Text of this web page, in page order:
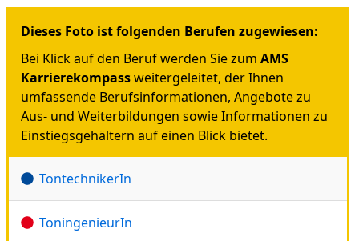
Dieses Foto ist folgenden Berufen zugewiesen:
Bei Klick auf den Beruf werden Sie zum AMS
Karrierekompassweitergeleitet, der Ihnen
umfassende Berufsinformationen, Angebote zu
Aus- und Weiterbildungen sowie Informationen zu
Einstiegsgehältern auf einen Blick bietet.
TontechnikerIn
ToningenieurIn